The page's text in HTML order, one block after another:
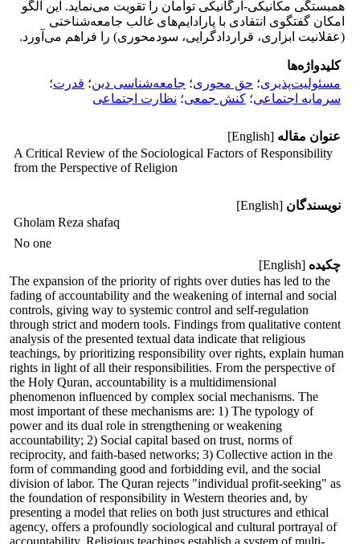
همبستگی مکانیکی-ارگانیکی توأمان را تقویت می‌نماید. این الگو
امکان گفتگوی انتقادی با پارادایم‌های غالب جامعه‌شناختی
(عقلانیت ابزاری، قراردادگرایی، سودمحوری) را فراهم می‌آورد.
کلیدواژه‌ها
مسئولیت‌پذیری؛ حق محوری؛ جامعه‌شناسی دین؛ قدرت؛
سرمایه اجتماعی؛ کنش جمعی؛ نظارت اجتماعی
عنوان مقاله [English]
A Critical Review of the Sociological Factors of Responsibility
from the Perspective of Religion
نویسندگان [English]
Gholam Reza shafaq
No one
چکیده [English]
The expansion of the priority of rights over duties has led to the
fading of accountability and the weakening of internal and social
controls, giving way to systemic control and self-regulation
through strict and modern tools. Findings from qualitative content
analysis of the presented textual data indicate that religious
teachings, by prioritizing responsibility over rights, explain human
rights in light of all their responsibilities. From the perspective of
the Holy Quran, accountability is a multidimensional
phenomenon influenced by complex social mechanisms. The
most important of these mechanisms are: 1) The typology of
power and its dual role in strengthening or weakening
accountability; 2) Social capital based on trust, norms of
reciprocity, and faith-based networks; 3) Collective action in the
form of commanding good and forbidding evil, and the social
division of labor. The Quran rejects "individual profit-seeking" as
the foundation of responsibility in Western theories and, by
presenting a model that relies on both just structures and ethical
agency, offers a profoundly sociological and cultural portrayal of
accountability. Religious teachings establish a system of multi-